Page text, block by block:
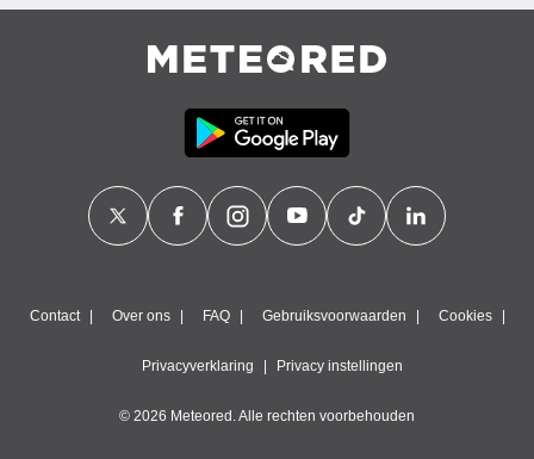
Contact Over ons FAQ Gebruiksvoorwaarden Cookies
Privacyverklaring Privacy instellingen
© 2026 Meteored. Alle rechten voorbehouden